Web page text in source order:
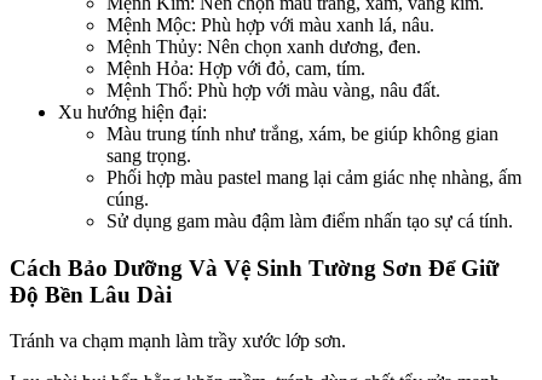
Mệnh Mộc: Phù hợp với màu xanh lá, nâu.
Mệnh Thủy: Nên chọn xanh dương, đen.
Mệnh Hỏa: Hợp với đỏ, cam, tím.
Mệnh Thổ: Phù hợp với màu vàng, nâu đất.
Xu hướng hiện đại:
Màu trung tính như trắng, xám, be giúp không gian
sang trọng.
Phối hợp màu pastel mang lại cảm giác nhẹ nhàng, ấm
cúng.
Sử dụng gam màu đậm làm điểm nhấn tạo sự cá tính.
Cách Bảo Dưỡng Và Vệ Sinh Tường Sơn Để Giữ
Độ Bền Lâu Dài
Tránh va chạm mạnh làm trầy xước lớp sơn.